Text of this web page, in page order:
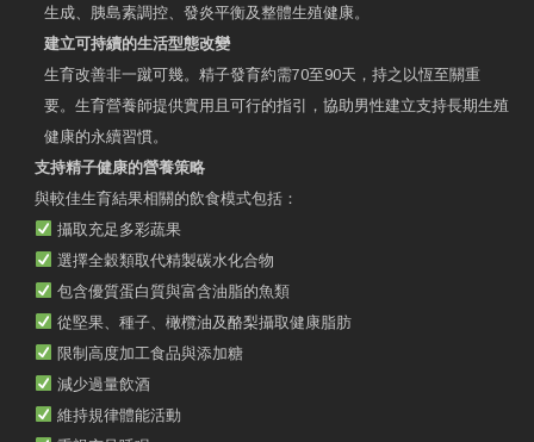
生成、胰島素調控、發炎平衡及整體生殖健康。
建立可持續的生活型態改變
生育改善非一蹴可幾。精子發育約需70至90天，持之以恆至關重
要。生育營養師提供實用且可行的指引，協助男性建立支持長期生殖
健康的永續習慣。
支持精子健康的營養策略
與較佳生育結果相關的飲食模式包括：
攝取充足多彩蔬果
選擇全穀類取代精製碳水化合物
包含優質蛋白質與富含油脂的魚類
從堅果、種子、橄欖油及酪梨攝取健康脂肪
限制高度加工食品與添加糖
減少過量飲酒
維持規律體能活動